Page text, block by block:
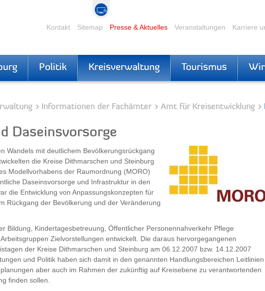
Kontakt Sitemap Presse & Aktuelles Veranstaltungen Karriere
Politik Kreisverwaltung Tourismus
Informationen der Fachämter Amt für Kreisentwicklung
Daseinsvorsorge
Wandels mit deutlichem Bevölkerungsrückgang
die Kreise Dithmarschen und Steinburg
Modellvorhabens der Raumordnung (MORO)
Daseinsvorsorge und Infrastruktur in den
die Entwicklung von Anpassungskonzepten für
Rückgang der Bevölkerung und der Veränderung
Bildung, Kindertagesbetreuung, Öffentlicher Personennahverkehr Pflege
Zielvorstellungen entwickelt. Die daraus hervorgegangenen
der Kreise Dithmarschen und Steinburg am 06.12.2007 bzw. 14.12.2007
und Politik haben sich damit in den genannten Handlungsbereichen Leitlinien
aber auch im Rahmen der zukünftig auf Kreisebene zu verantwortenden
finden sollen.